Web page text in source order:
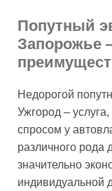
Попутный
Запорожье
Недорогой
Ужгород –
спросом у
различного рода
значительно
индивидуальной